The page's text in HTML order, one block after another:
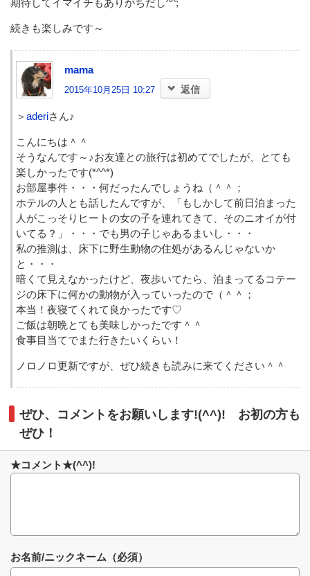
続きも楽しみです～
mama
2015年10月25日 10:27 返信
＞ aderiさん♪
こんにちは＾＾
そうなんです～♪お友達との旅行は初めてでしたが、とても
楽しかったです(*^^*)
お部屋事件・・・何だったんでしょうね（＾＾；
ホテルの人とも話したんですが、「もしかして前日泊まった
人がこっそりヒートの女の子を連れてきて、そのニオイが付
いてる？」・・・でも男の子じゃあるまいし・・・
私の推測は、床下に野生動物の住処があるんじゃないか
と・・・
暗くて見えなかったけど、夜歩いてたら、泊まってるコテー
ジの床下に何かの動物が入っていったので（＾＾；
本当！夜寝てくれて良かったです♡
ご飯は朝晩とても美味しかったです＾＾
食事目当てでまた行きたいくらい！
ノロノロ更新ですが、ぜひ続きも読みに来てください＾＾
ぜひ、コメントをお願いします!(^^)! お初の方も
ぜひ！
★コメント★(^^)!
お名前/ニックネーム（必須）